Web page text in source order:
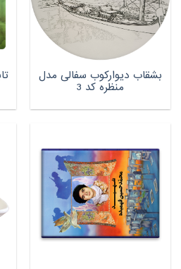
بشقاب دیوارکوب سفالی مدل
منظره کد 3